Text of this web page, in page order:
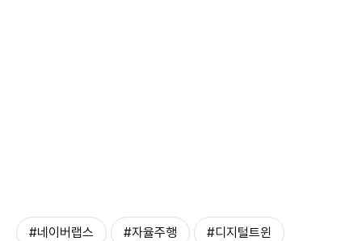
#네이버랩스 #자율주행 #디지털트윈